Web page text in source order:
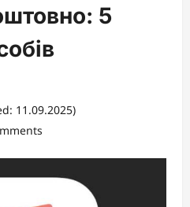
5
11.09.2025)